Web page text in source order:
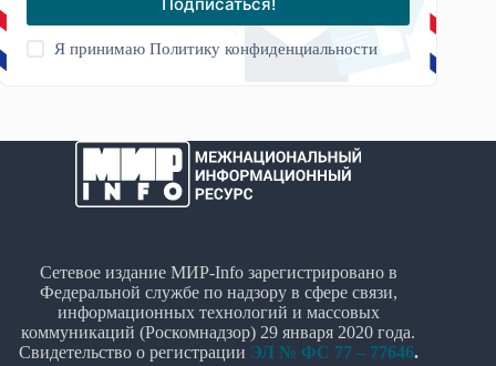
Я принимаюПолитику конфиденциальности
Сетевое издание МИР-Info зарегистрировано в
Федеральной службе по надзору в сфере связи,
информационных технологий и массовых
коммуникаций (Роскомнадзор) 29 января 2020 года.
Свидетельство о регистрации ЭЛ № ФС 77 – 77646.